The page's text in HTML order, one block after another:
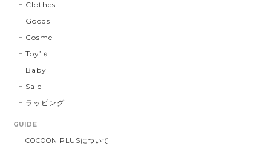
Clothes
Goods
Cosme
Toy’ｓ
Baby
Sale
ラッピング
GUIDE
COCOON PLUSについて